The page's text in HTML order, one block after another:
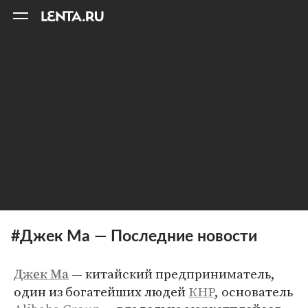
#Джек Ма — Последние новости
Джек Ма — китайский предприниматель,
один из богатейших людейКНР, основатель